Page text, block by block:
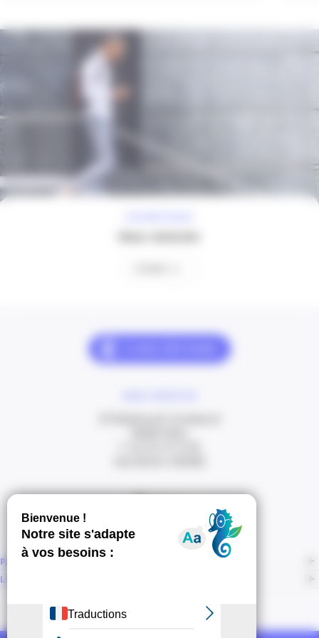
PAGES
LIENS CONNEXES